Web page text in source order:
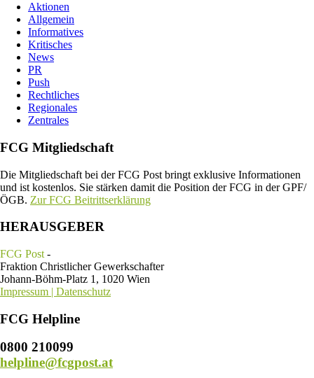
Aktionen
Allgemein
Informatives
Kritisches
News
PR
Push
Rechtliches
Regionales
Zentrales
FCG Mitgliedschaft
Die Mitgliedschaft bei der FCG Post bringt exklusive Informationen
und ist kostenlos. Sie stärken damit die Position der FCG in der GPF/
ÖGB. Zur FCG Beitrittserklärung
HERAUSGEBER
FCG Post -
Fraktion Christlicher Gewerkschafter
Johann-Böhm-Platz 1, 1020 Wien
Impressum | Datenschutz
FCG Helpline
0800 210099
helpline@fcgpost.at